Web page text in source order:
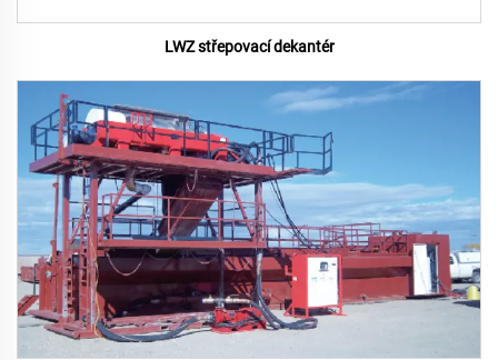
LWZ střepovací dekantér